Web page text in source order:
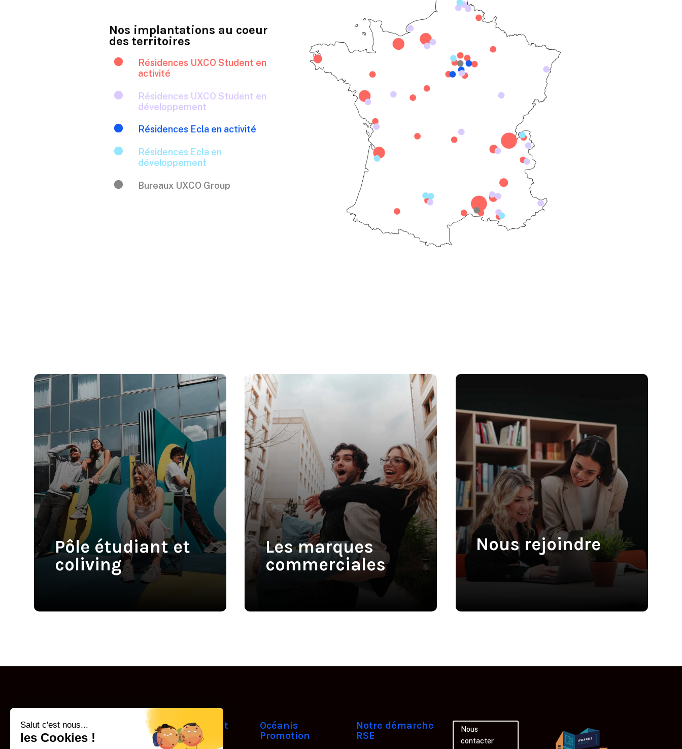
Nos implantations au coeur
des territoires

Résidences UXCO Student en
activité

Résidences UXCO Student en
développement
 Résidences Ecla en activité

Résidences Ecla en
développement
 Bureaux UXCO Group
Pôle étudiant et
coliving
Les marques
commerciales
Nous rejoindre
Le Groupe
Pôle étudiant
et coliving
Océanis
Promotion
Notre démarche
RSE
Nous
contacter